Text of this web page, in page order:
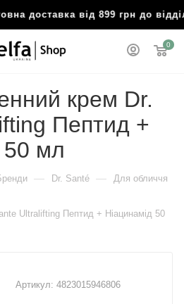
доставка від 899 грн до
0
крем Dr.
Пептид +
50 мл
— Dr. Santé — Для обличчя
Ultralifting Пептид + Ніацинамід 50
Артикул: 4823015946806